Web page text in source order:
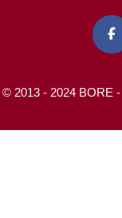

© 2013 - 2024 BORE